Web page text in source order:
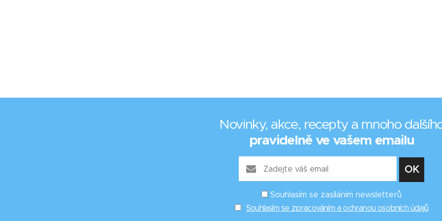
Novinky, akce, recepty a mnoho
pravidelně ve vašem emailu
Souhlasím se zasíláním newsletterů
Souhlasím se zpracováním a ochranou osobních údajů